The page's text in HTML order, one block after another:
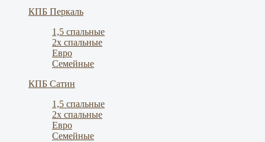
КПБ Перкаль
1,5 спальные
2х спальные
Евро
Семейные
КПБ Сатин
1,5 спальные
2х спальные
Евро
Семейные